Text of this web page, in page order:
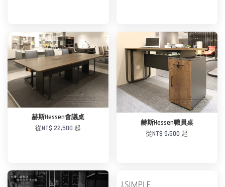
加入購物車
加入購物車
赫斯Hessen會議桌
從NT$ 22,500 起
赫斯Hessen職員桌
從NT$ 9,500 起